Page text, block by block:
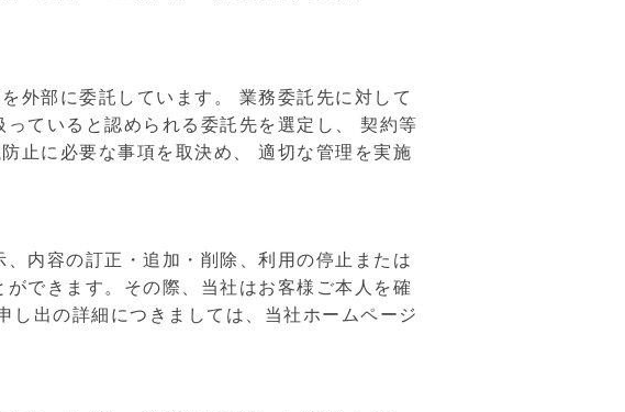
外部に委託しています。 業務委託先に対して
ていると認められる委託先を選定し、 契約等
止に必要な事項を取決め、 適切な管理を実施
内容の訂正・追加・削除、利用の停止または
できます。その際、当社はお客様ご本人を確
出の詳細につきましては、当社ホームページ